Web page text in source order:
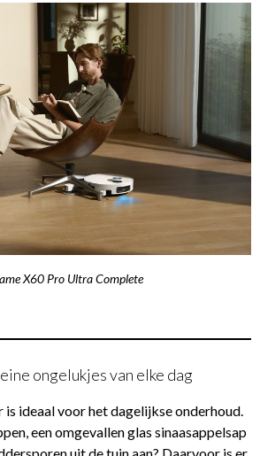
X60 Pro Ultra Complete
ongelukjes van elke dag
ideaal voor het dagelijkse onderhoud.
een omgevallen glas sinaasappelsap